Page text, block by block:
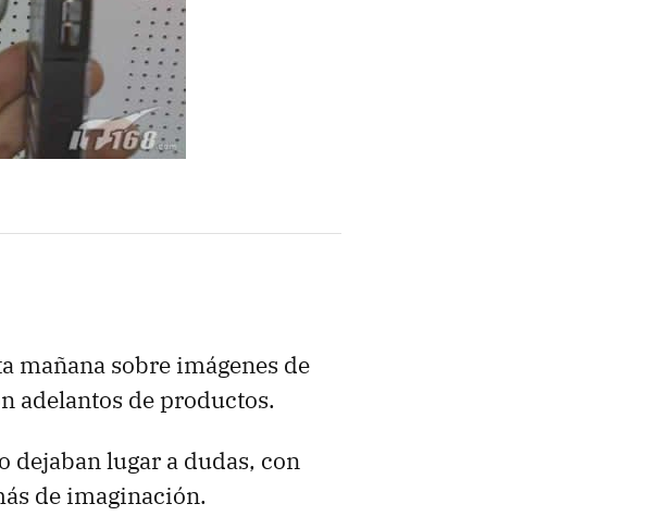
mañana sobre imágenes de
adelantos de productos.
dejaban lugar a dudas, con
de imaginación.